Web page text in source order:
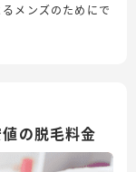
メンズのためにで
の脱毛料金